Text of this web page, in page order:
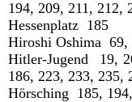
194, 209, 211, 212,
Hessenplatz 185
Hiroshi Oshima 69,
Hitler-Jugend 19,
186, 223, 233, 235,
Hörsching 185,